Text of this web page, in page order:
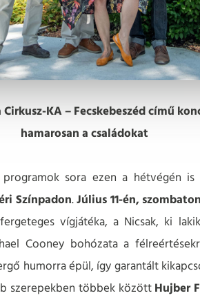
KA – Fecskebeszéd című
hamarosan a családokat
sora ezen a hétvégén
Színpadon.Július 11-én,
vígjátéka, a Nicsak, ki
Cooney bohózata a
humorra épül, így garantált
szerepekben többek közöttHujber